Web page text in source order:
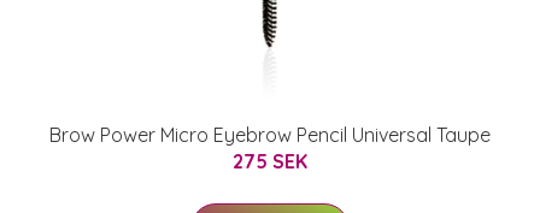
Brow Power Micro Eyebrow Pencil Universal Taupe
275 SEK